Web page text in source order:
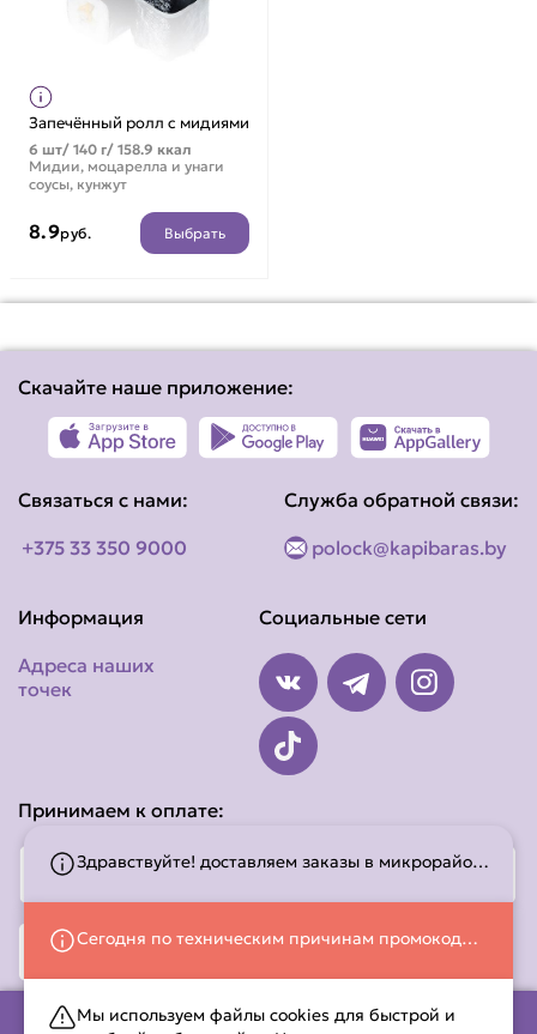
Здравствуйте! доставляем заказы в микрорайоны, Междуречье, Гвоздово, Боровуха-1, Экимань-1 до 22:00. Благодарим за понимание.
Сегодня по техническим причинам промокоды и бонусные баллы не могут быть использованы! Приносим свои извинения, за доставленные неудобства
Мы используем файлы cookies для быстрой и
Запечённый ролл с мидиями
6 шт/ 140 г/ 158.9 ккал
Мидии, моцарелла и унаги
соусы, кунжут
8.9руб. Выбрать
Скачайте наше приложение:
Связаться с нами:
+375 33 350 9000
Служба обратной связи:
polock@kapibaras.by
Информация
Адреса наших
точек
Социальные сети
Принимаем к оплате: